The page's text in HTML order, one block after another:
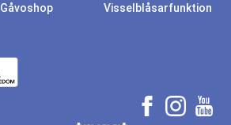
Gåvoshop
Visselblåsarfunktion